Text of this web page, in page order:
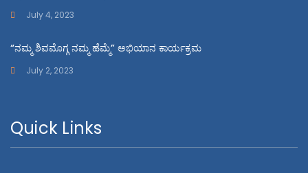
July 4, 2023
“ನಮ್ಮ ಶಿವಮೊಗ್ಗ ನಮ್ಮ ಹೆಮ್ಮೆ” ಅಭಿಯಾನ ಕಾರ್ಯಕ್ರಮ
July 2, 2023
Quick Links